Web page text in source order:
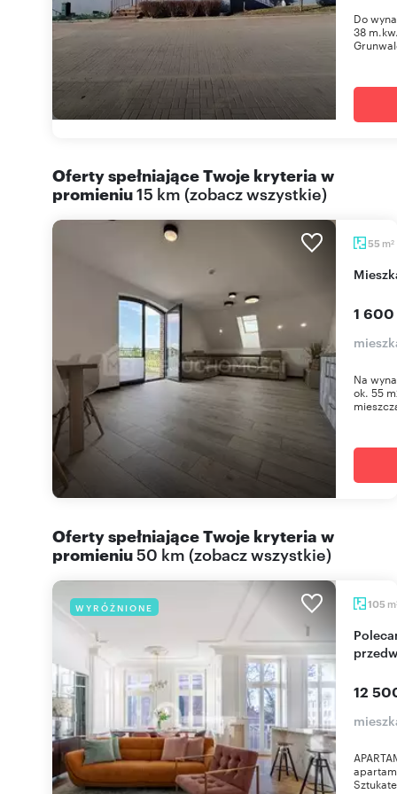
Do
38
Oferty spełniające Twoje kryteria w
promieniu15 km (zobacz wszystkie)
55 m2
1 600
Na
ok. 55
Oferty spełniające Twoje kryteria w
promieniu50 km (zobacz wszystkie)
WYRÓŻNIONE 105 m
Polecam przestronny apartament 3 pok. w
12